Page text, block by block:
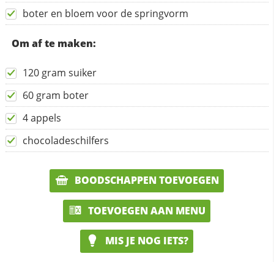
boter en bloem voor de springvorm
Om af te maken:
120 gram suiker
60 gram boter
4 appels
chocoladeschilfers
BOODSCHAPPEN TOEVOEGEN
TOEVOEGEN AAN MENU
MIS JE NOG IETS?